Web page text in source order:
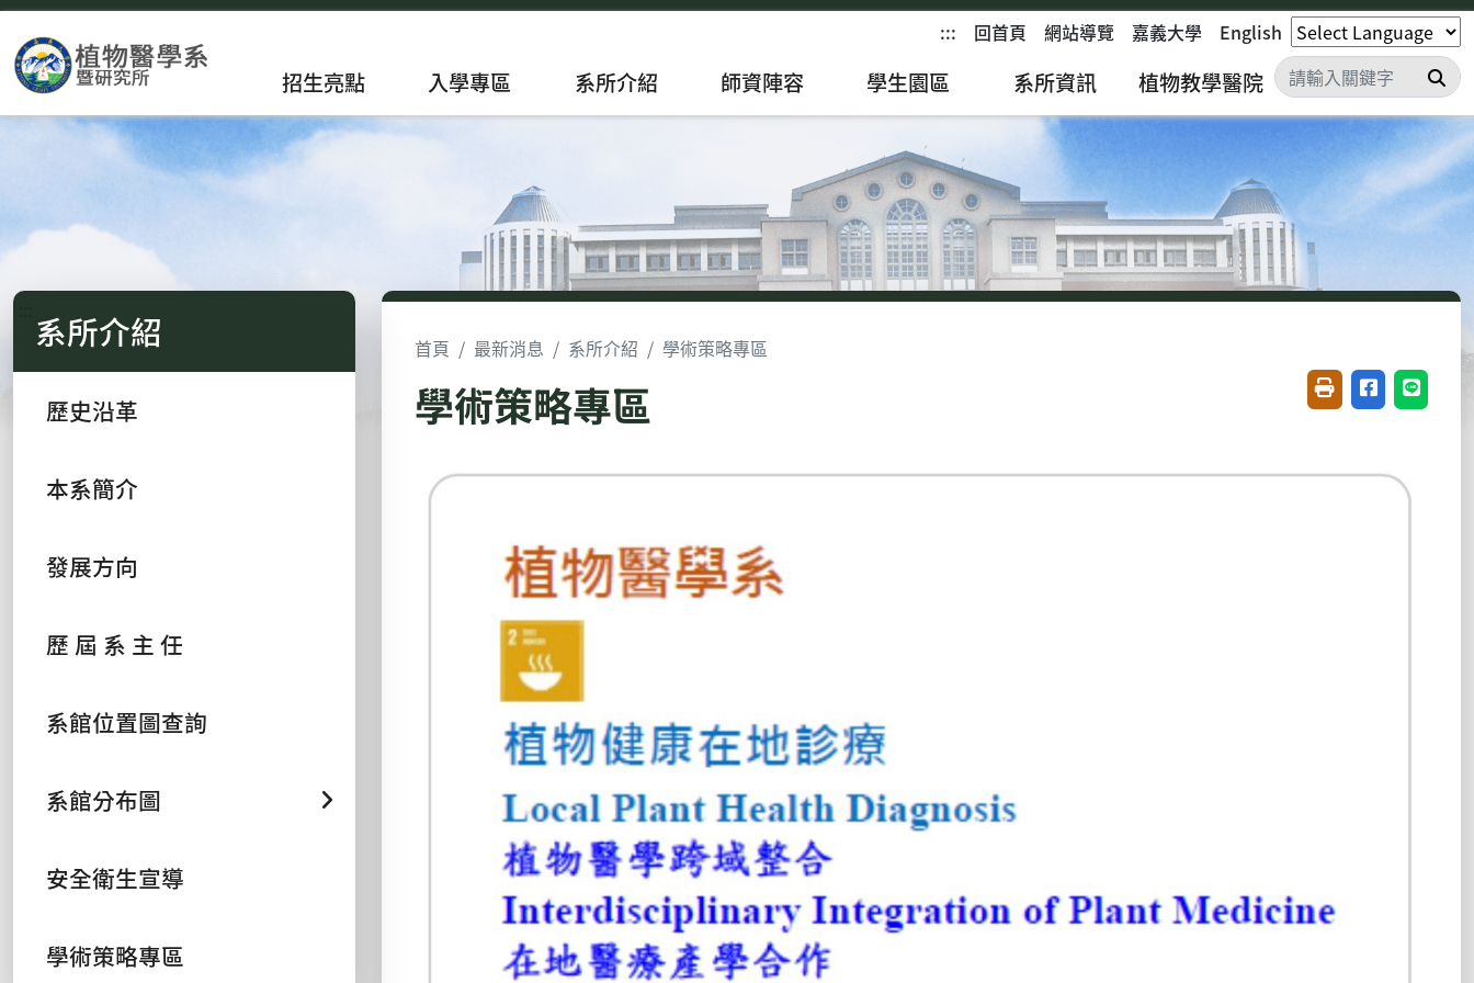
::: 回首頁 網站導覽 嘉義大學 English
招生亮點 入學專區 系所介紹 師資陣容 學生園區 系所資訊 植物教學醫院 搜
系所介紹
歷史沿革
本系簡介
發展方向
歷 屆 系 主 任
系館位置圖查詢
系館分布圖
安全衛生宣導
學術策略專區
首頁 最新消息 系所介紹 學術策略專區
學術策略專區 友善列印(開新視窗)
分享至臉書(
分享至